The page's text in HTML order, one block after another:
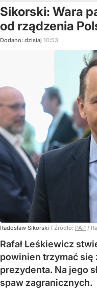
Sikorski: Wara
od rządzenia
Dodano: dzisiaj 10:53
Radosław Sikorski / Źródło: PAP /
Rafał Leśkiewicz
powinien trzymać się
prezydenta. Na jego
spaw zagranicznych.